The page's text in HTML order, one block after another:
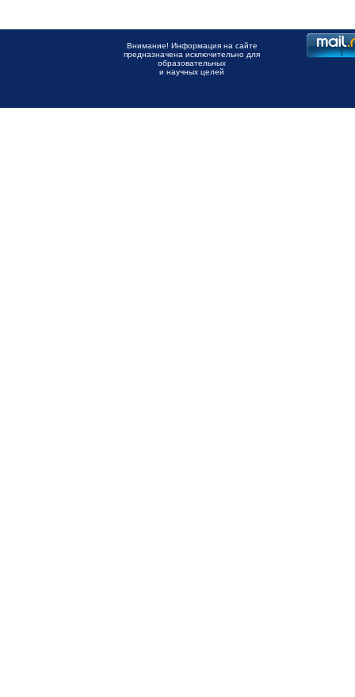
Внимание! Информация на сайте
предназначена исключительно для
образовательных
и научных целей